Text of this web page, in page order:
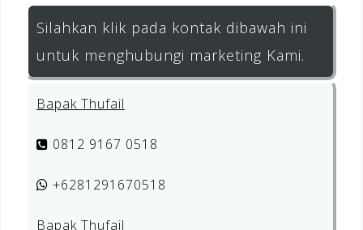
Silahkan klik pada kontak dibawah ini
untuk menghubungi marketing Kami.
Bapak Thufail
0812 9167 0518
+6281291670518
Bapak Thufail